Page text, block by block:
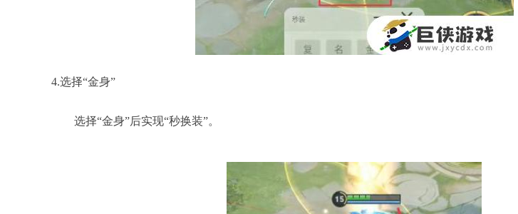
4.选择“金身”
选择“金身”后实现“秒换装”。